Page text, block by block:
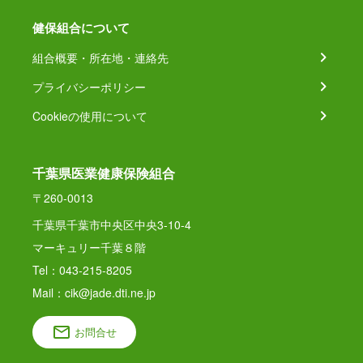
健保組合について
組合概要・所在地・連絡先
プライバシーポリシー
Cookieの使用について
千葉県医業健康保険組合
〒260-0013
千葉県千葉市中央区中央3-10-4
マーキュリー千葉８階
Tel：043-215-8205
Mail：cik@jade.dti.ne.jp
お問合せ